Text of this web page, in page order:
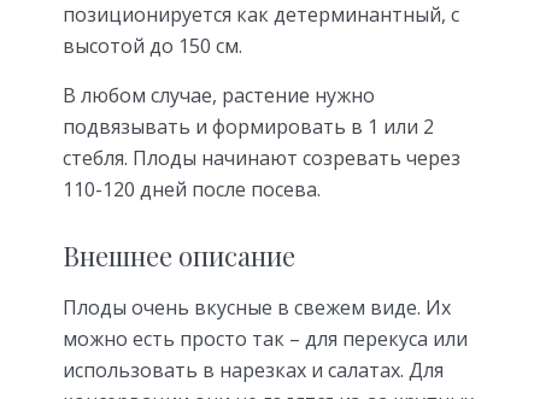
позиционируется как детерминантный, с
высотой до 150 см.
В любом случае, растение нужно
подвязывать и формировать в 1 или 2
стебля. Плоды начинают созревать через
110-120 дней после посева.
Внешнее описание
Плоды очень вкусные в свежем виде. Их
можно есть просто так – для перекуса или
использовать в нарезках и салатах. Для